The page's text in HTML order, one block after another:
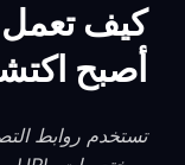
كيف تعمل
أصبح
تستخدم روابط